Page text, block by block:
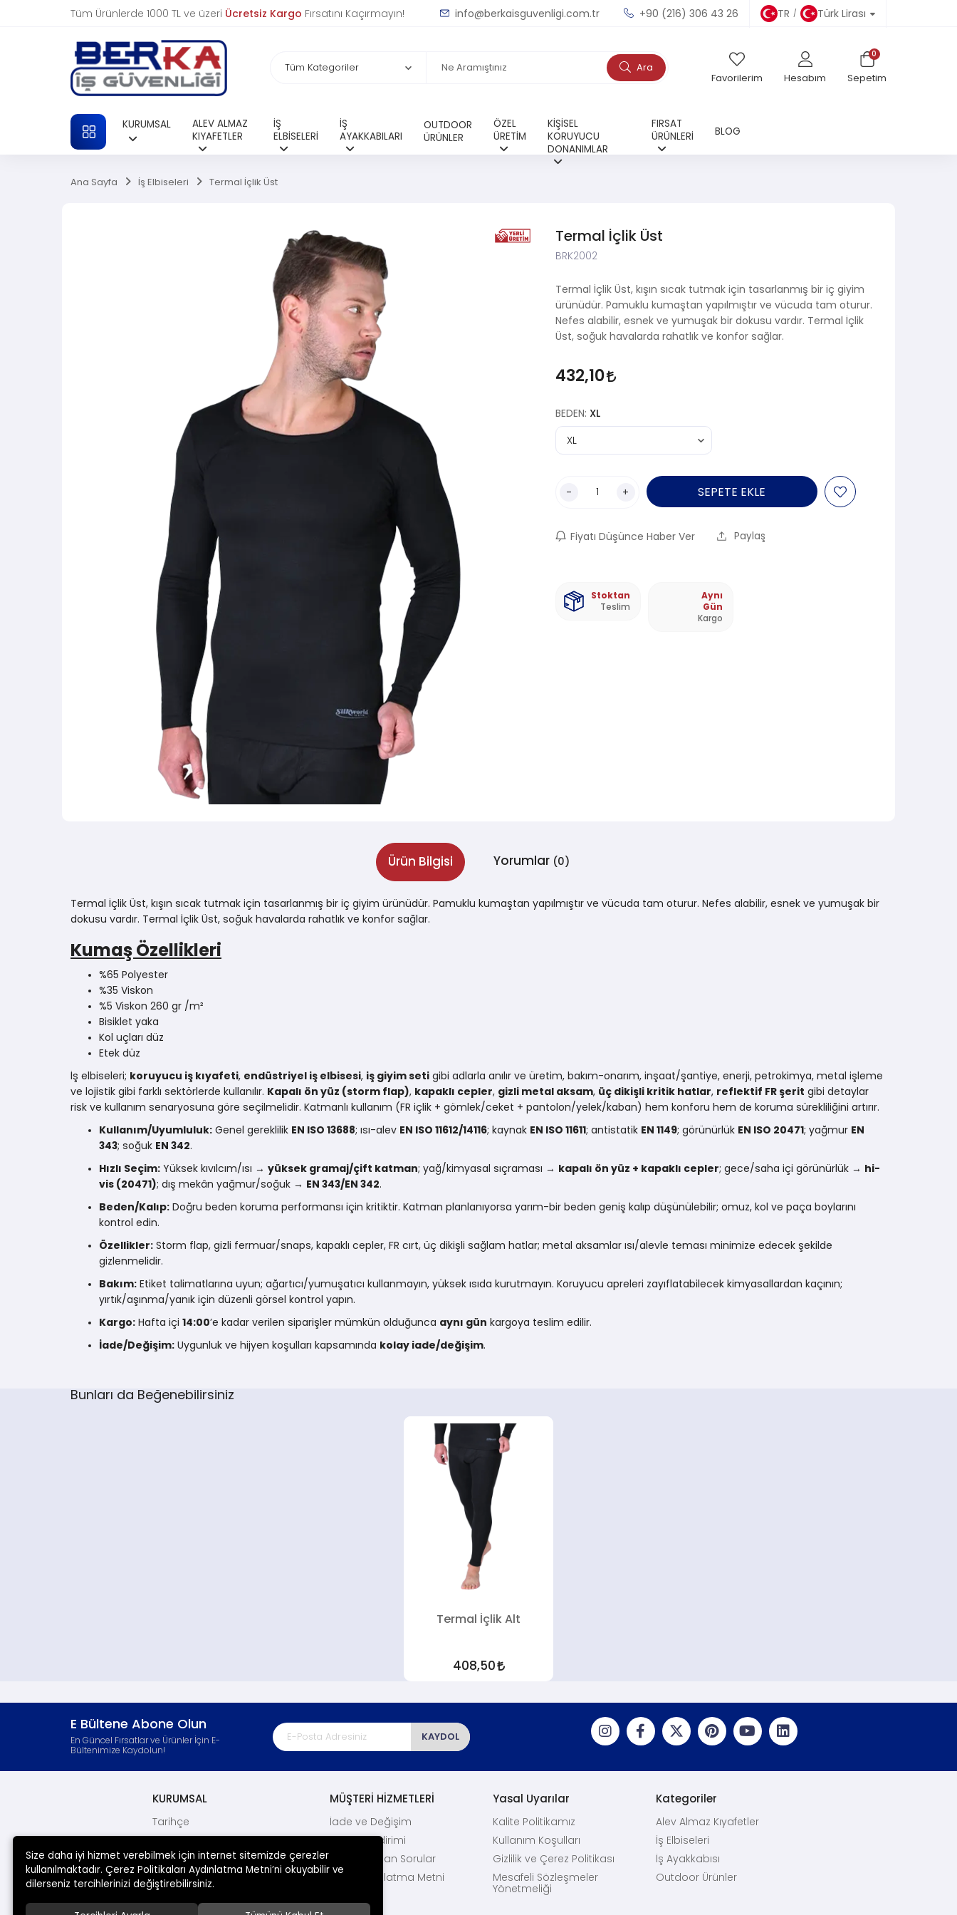
Tüm Ürünlerde 1000 TL ve üzeri Ücretsiz Kargo Fırsatını Kaçırmayın! info@berkaisguvenligi.com.tr +90 (216) 306 43 26 TR Türk Lirası
Favorilerim Hesabım
0
Sepetim
Ara
TÜM KATEGORILER
KURUMSAL
ALEV ALMAZ
KIYAFETLER
İŞ
ELBİSELERİ
İŞ
AYAKKABILARI
OUTDOOR
ÜRÜNLER
ÖZEL
ÜRETİM
KİŞİSEL
KORUYUCU
DONANIMLAR
FIRSAT
ÜRÜNLERİ
BLOG
Ana Sayfa İş Elbiseleri Termal İçlik Üst
Termal İçlik Üst
BRK2002
Termal İçlik Üst, kışın sıcak tutmak için tasarlanmış bir iç giyim
ürünüdür. Pamuklu kumaştan yapılmıştır ve vücuda tam oturur.
Nefes alabilir, esnek ve yumuşak bir dokusu vardır. Termal İçlik
Üst, soğuk havalarda rahatlık ve konfor sağlar.
432,10
BEDEN: XL
- + SEPETE EKLE
Fiyatı Düşünce Haber Ver Paylaş
Stoktan
Teslim
Aynı
Gün
Kargo
Ürün Bilgisi Yorumlar (0)
Termal İçlik Üst, kışın sıcak tutmak için tasarlanmış bir iç giyim ürünüdür. Pamuklu kumaştan yapılmıştır ve vücuda tam oturur. Nefes alabilir, esnek ve yumuşak bir
dokusu vardır. Termal İçlik Üst, soğuk havalarda rahatlık ve konfor sağlar.
Kumaş Özellikleri
%65 Polyester
%35 Viskon
%5 Viskon 260 gr /m²
Bisiklet yaka
Kol uçları düz
Etek düz
İş elbiseleri; koruyucu iş kıyafeti, endüstriyel iş elbisesi, iş giyim seti gibi adlarla anılır ve üretim, bakım-onarım, inşaat/şantiye, enerji, petrokimya, metal işleme
ve lojistik gibi farklı sektörlerde kullanılır. Kapalı ön yüz (storm flap), kapaklı cepler, gizli metal aksam, üç dikişli kritik hatlar, reflektif FR şerit gibi detaylar
risk ve kullanım senaryosuna göre seçilmelidir. Katmanlı kullanım (FR içlik + gömlek/ceket + pantolon/yelek/kaban) hem konforu hem de koruma sürekliliğini artırır.
Kullanım/Uyumluluk: Genel gereklilik EN ISO 13688; ısı-alev EN ISO 11612/14116; kaynak EN ISO 11611 ; antistatik EN 1149; görünürlük EN ISO 20471 ; yağmur EN
343; soğuk EN 342.
Hızlı Seçim: Yüksek kıvılcım/ısı → yüksek gramaj/çift katman; yağ/kimyasal sıçraması → kapalı ön yüz + kapaklı cepler; gece/saha içi görünürlük →
hi-
vis (20471); dış mekân yağmur/soğuk → EN 343/EN 342.
Beden/Kalıp: Doğru beden koruma performansı için kritiktir. Katman planlanıyorsa yarım-bir beden geniş kalıp düşünülebilir; omuz, kol ve paça boylarını
kontrol edin.
Özellikler: Storm flap, gizli fermuar/snaps, kapaklı cepler, FR cırt, üç dikişli sağlam hatlar; metal aksamlar ısı/alevle teması minimize edecek şekilde
gizlenmelidir.
Bakım: Etiket talimatlarına uyun; ağartıcı/yumuşatıcı kullanmayın, yüksek ısıda kurutmayın. Koruyucu apreleri zayıflatabilecek kimyasallardan kaçının;
yırtık/aşınma/yanık için düzenli görsel kontrol yapın.
Kargo: Hafta içi 14:00’e kadar verilen siparişler mümkün olduğunca aynı gün kargoya teslim edilir.
İade/Değişim: Uygunluk ve hijyen koşulları kapsamında kolay iade/değişim.
Bunları da Beğenebilirsiniz
Termal İçlik Alt
408,50
E Bültene Abone Olun
En Güncel Fırsatlar ve Ürünler İçin E-
Bültenimize Kaydolun!
KAYDOL
KURUMSAL
Tarihçe
Sertifikalarımız
İletişim
MÜŞTERİ HİZMETLERİ
İade ve Değişim
Havale Bildirimi
Sıkça Sorulan Sorular
KVKK Aydınlatma Metni
Yasal Uyarılar
Kalite Politikamız
Kullanım Koşulları
Gizlilik ve Çerez Politikası
Mesafeli Sözleşmeler
Yönetmeliği
Kategoriler
Alev Almaz Kıyafetler
İş Elbiseleri
İş Ayakkabısı
Outdoor Ürünler
Size daha iyi hizmet verebilmek için internet sitemizde çerezler
kullanılmaktadır. Çerez Politikaları Aydınlatma Metni’ni okuyabilir ve
dilerseniz tercihlerinizi değiştirebilirsiniz.